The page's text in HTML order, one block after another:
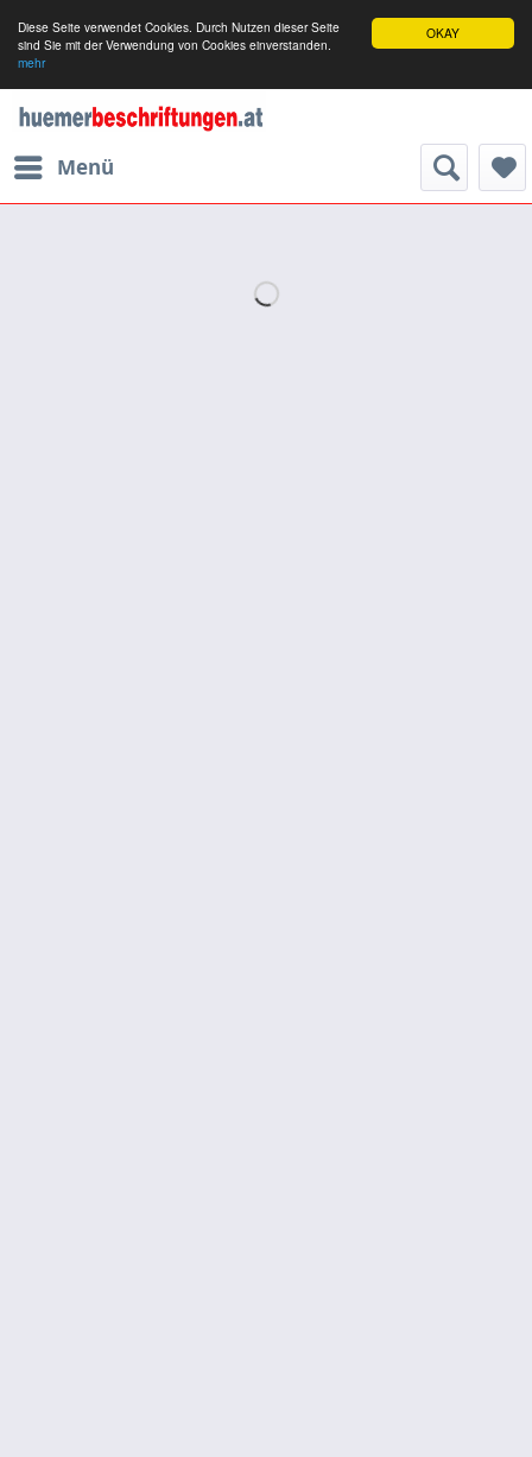
OKAY
Diese Seite verwendet Cookies. Durch Nutzen dieser Seite
sind Sie mit der Verwendung von Cookies einverstanden.
mehr
Menü